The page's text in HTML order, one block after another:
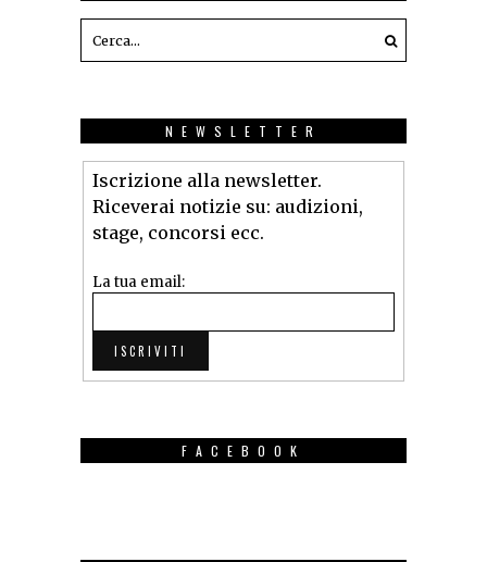
NEWSLETTER
Iscrizione alla newsletter.
Riceverai notizie su: audizioni,
stage, concorsi ecc.
La tua email:
FACEBOOK